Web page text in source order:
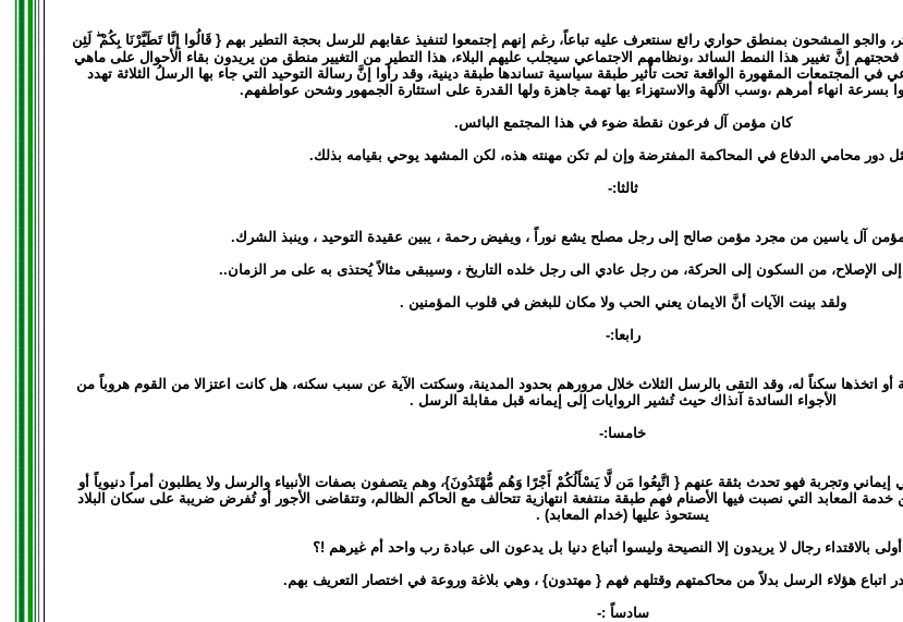
والجو المشحون بمنطق حواري رائع سنتعرف عليه تباعاً، رغم إنهم إجتمعوا لتنفيذ عقابهم للرسل بحجة التطير بهم { قَالُوا إِنَّا تَطَيَّرْنَا بِكُمْ ۖ لَئِن
إنَّ تغيير هذا النمط السائد ،ونظامهم الاجتماعي سيجلب عليهم البلاء، هذا التطير من التغيير منطق من يريدون بقاء الأحوال على ماهي
المجتمعات المقهورة الواقعة تحت تأثير طبقة سياسية تساندها طبقة دينية، وقد رأوا إنَّ رسالة التوحيد التي جاء بها الرسلُ الثلاثة تهدد
بسرعة انهاء أمرهم ،وسب الآلهة والاستهزاء بها تهمة جاهزة ولها القدرة على استثارة الجمهور وشحن عواطفهم.
كان مؤمن آل فرعون نقطة ضوء في هذا المجتمع البائس.
دور محامي الدفاع في المحاكمة المفترضة وإن لم تكن مهنته هذه، لكن المشهد يوحي بقيامه بذلك.
ثالثا:-
مؤمن آل ياسين من مجرد مؤمن صالح إلى رجل مصلح يشع نوراً ، ويفيض رحمة ، يبين عقيدة التوحيد ، وينبذ الشرك.
الإصلاح، من السكون إلى الحركة، من رجل عادي الى رجل خلده التاريخ ، وسيبقى مثالاً يُحتذى به على مر الزمان..
ولقد بينت الآيات أنَّ الايمان يعني الحب ولا مكان للبغض في قلوب المؤمنين .
رابعا:-
أو اتخذها سكناً له، وقد التقى بالرسل الثلاث خلال مرورهم بحدود المدينة، وسكتت الآية عن سبب سكنه، هل كانت اعتزالا من القوم هروباً من
الأجواء السائدة آنذاك حيث تُشير الروايات إلى إيمانه قبل مقابلة الرسل .
خامسا:-
إيماني وتجربة فهو تحدث بثقة عنهم { اتَّبِعُوا مَن لَّا يَسْأَلُكُمْ أَجْرًا وَهُم مُّهْتَدُونَ}، وهم يتصفون بصفات الأنبياء والرسل ولا يطلبون أمراً دنيوياً أو
من خدمة المعابد التي نصبت فيها الأصنام فهم طبقة منتفعة انتهازية تتحالف مع الحاكم الظالم، وتتقاضى الأجور أو تُفرض ضريبة على سكان البلاد
يستحوذ عليها (خدام المعابد) .
بالاقتداء رجال لا يريدون إلا النصيحة وليسوا أتباع دنيا بل يدعون الى عبادة رب واحد أم غيرهم !؟
اتباع هؤلاء الرسل بدلاً من محاكمتهم وقتلهم فهم { مهتدون} ، وهي بلاغة وروعة في اختصار التعريف بهم.
سادساً :-